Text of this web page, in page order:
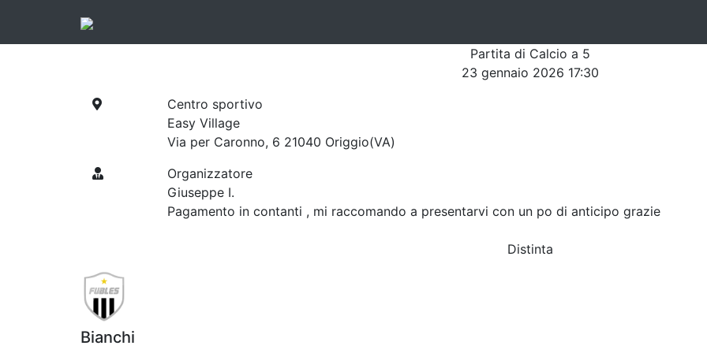
Partita di Calcio a 5
23 gennaio 2026 17:30
Centro sportivo
Easy Village
Via per Caronno, 6 21040 Origgio(VA)
Organizzatore
Giuseppe I.
Pagamento in contanti , mi raccomando a presentarvi con un po di anticipo grazie
Distinta
Bianchi